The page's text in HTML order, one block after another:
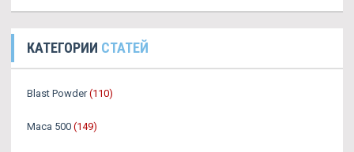
КАТЕГОРИИ СТАТЕЙ
Blast Powder (110)
Maca 500 (149)